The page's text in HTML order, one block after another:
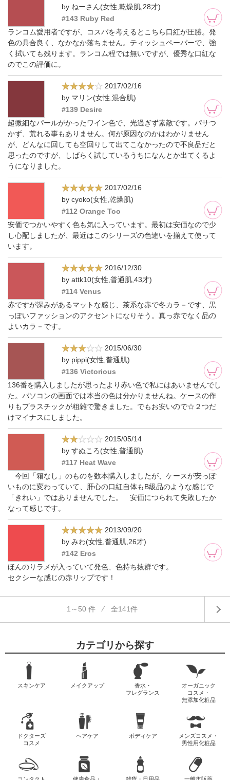
by ねーさん(女性,乾燥肌,28才)
#143 Ruby Red
ランコム愛用者ですが、コスパを考えるとこちら口紅が圧勝。発
色の具合良く、なかなか落ちません。ティッシュペーパーで、強
く拭いても残ります。ランコム程では無いですが、優秀な口紅な
のでこの評価に。
2017/02/16
by マリン(女性,混合肌)
#139 Desire
超微細なパールがかったワイン色で、光過ぎず素敵です。パサつ
かず、荒れる事もありません。何が原因なのかはわかりません
が、どんなに回しても空回りして出てこなかったので不良品だと
思ったのですが、しばらく試しているうちになんとか出てくるよ
うになりました。
2017/02/16
by cyoko(女性,乾燥肌)
#112 Orange Too
安価でつかいやすく色も気に入っています。最初は安価なので少
し心配しましたが、最近はこのシリーズの色違いを揃えて使って
います。
2016/12/30
by attk10(女性,普通肌,43才)
#114 Venus
赤ですが深みがあるマットな感じ、茶系な赤で冬カラ－です、黒
っぽいファッションのアクセントになりそう。真っ赤でなく品の
よいカラ－です。
2015/06/30
by pippi(女性,普通肌)
#136 Victorious
136番を購入しましたが思ったより赤い色で私にはあいませんでし
た。パソコンの画面では本当の色は分かりませんね。ケースの作
りもプラスチックが粗雑で驚きました。でもお安いので☆２つだ
けマイナスにしました。
2015/05/14
by すぬころ(女性,普通肌)
#117 Heat Wave
今回「箱なし」のものを数本購入しましたが、ケースが安っぽ
いものに変わっていて、肝心の口紅自体もB級品のような感じで
「きれい」ではありませんでした。 安価につられて失敗したか
なって感じです。
2013/09/20
by みわ(女性,普通肌,26才)
#142 Eros
ほんのりラメが入っていて発色、色持ち抜群です。
セクシーな感じの赤リップです！
1～50 件 ⁄ 全141件
カテゴリから探す
スキンケア メイクアップ
香水・
フレグランス
オーガニック
コスメ・
無添加化粧品
ドクターズ
コスメ
ヘアケア ボディケア
メンズコスメ・
男性用化粧品